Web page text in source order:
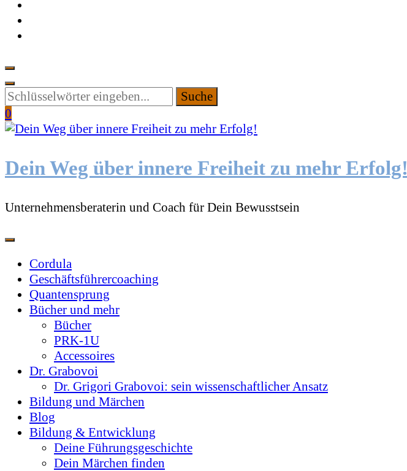
Suchen
Sie
etwas?
0
Dein Weg über innere Freiheit zu mehr Erfolg!
Unternehmensberaterin und Coach für Dein Bewusstsein
Cordula
Geschäftsführercoaching
Quantensprung
Bücher und mehr
Bücher
PRK-1U
Accessoires
Dr. Grabovoi
Dr. Grigori Grabovoi: sein wissenschaftlicher Ansatz
Bildung und Märchen
Blog
Bildung & Entwicklung
Deine Führungsgeschichte
Dein Märchen finden